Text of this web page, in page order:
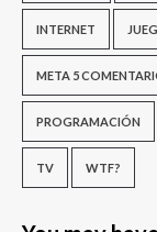
INTERNET
META 5
PROGRAMACIÓN
TV WTF?